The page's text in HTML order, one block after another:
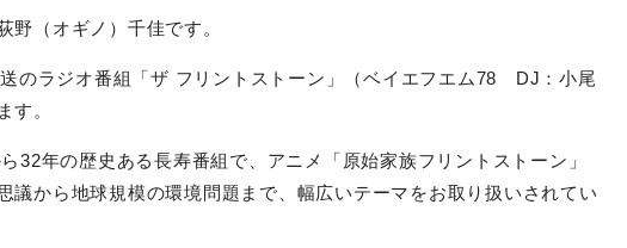
野（オギノ）千佳です。
のラジオ番組「ザ フリントストーン」（ベイエフエム78 DJ：小尾
す。
32年の歴史ある長寿番組で、アニメ「原始家族フリントストーン」
議から地球規模の環境問題まで、幅広いテーマをお取り扱いされてい